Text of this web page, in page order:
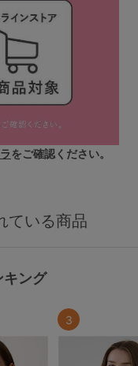
をご確認ください。
ている商品
キング
3